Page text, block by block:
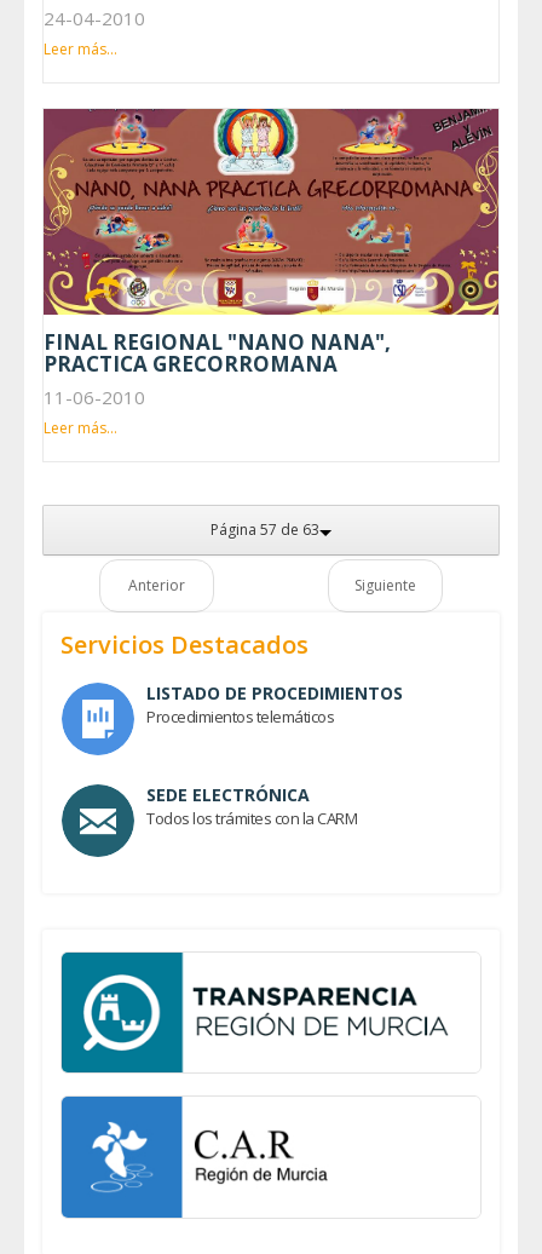
24-04-2010
Leer más...
FINAL REGIONAL "NANO NANA",
PRACTICA GRECORROMANA
11-06-2010
Leer más...
Página 57 de 63
Anterior Siguiente
Servicios Destacados
LISTADO DE PROCEDIMIENTOS
Procedimientos telemáticos
SEDE ELECTRÓNICA
Todos los trámites con la CARM